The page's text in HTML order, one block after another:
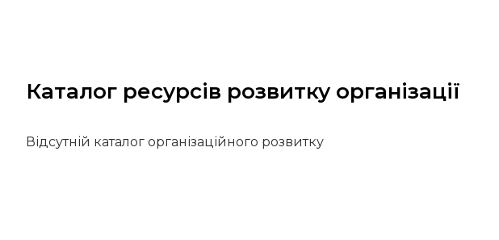
Каталог ресурсів розвитку організації
Відсутній каталог організаційного розвитку